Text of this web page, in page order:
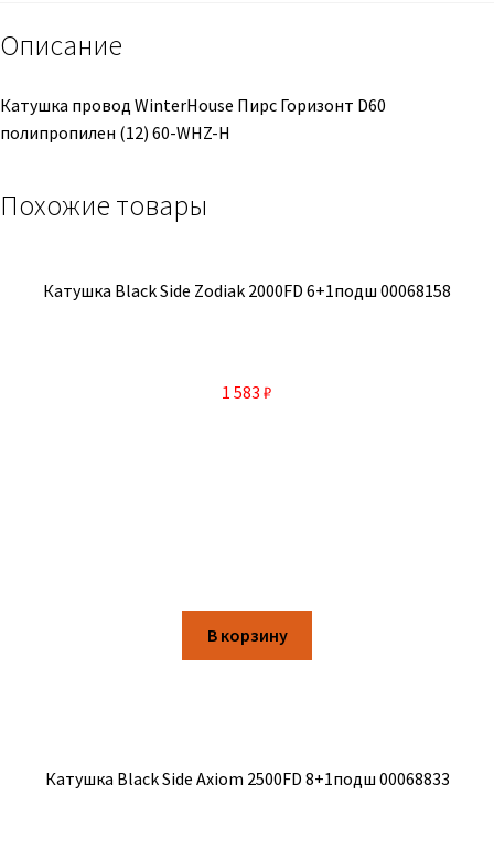
Описание
Катушка провод WinterHouse Пирс Горизонт D60
полипропилен (12) 60-WHZ-H
Похожие товары
Катушка Black Side Zodiak 2000FD 6+1подш 00068158
1 583 ₽
В корзину
Катушка Black Side Axiom 2500FD 8+1подш 00068833